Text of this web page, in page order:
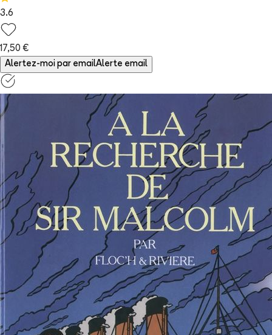
3.6
17,50 €
Alertez-moi par emailAlerte email